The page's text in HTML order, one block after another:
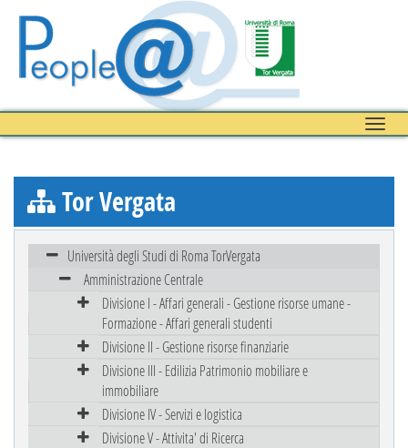
Toggle
Tor Vergata
Università degli Studi di Roma TorVergata
Amministrazione Centrale
Divisione I - Affari generali - Gestione risorse umane -
Formazione - Affari generali studenti
Divisione II - Gestione risorse finanziarie
Divisione III - Edilizia Patrimonio mobiliare e
immobiliare
Divisione IV - Servizi e logistica
Divisione V - Attivita' di Ricerca